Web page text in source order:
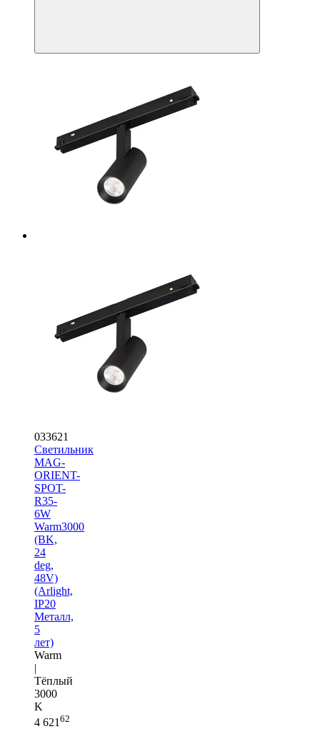
033621
Светильник
MAG-
ORIENT-
SPOT-
R35-
6W
Warm3000
(BK,
24
deg,
48V)
(Arlight,
IP20
Металл,
5
лет)
Warm
|
Тёплый
3000
K
4 621 62